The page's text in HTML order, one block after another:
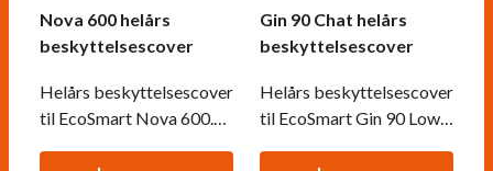
Nova 600 helårs
beskyttelsescover
Helårs beskyttelsescover
til EcoSmart Nova 600.
Gin 90 Chat helårs
beskyttelsescover
Helårs beskyttelsescover
til EcoSmart Gin 90 Low.